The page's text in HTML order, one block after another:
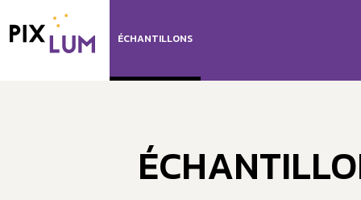
ÉCHANTILLONS